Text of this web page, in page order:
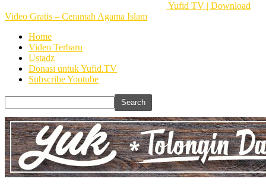
Yufid TV | Download
Video Gratis – Ceramah Agama Islam
Home
Video Terbaru
Ustadz
Donasi untuk Yufid.TV
Subscribe Youtube